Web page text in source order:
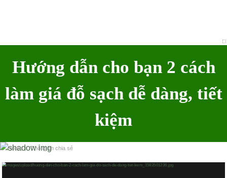
Hướng dẫn cho bạn 2 cách
làm giá đỗ sạch dễ dàng, tiết
kiệm
Home › Thông tin chia sẻ